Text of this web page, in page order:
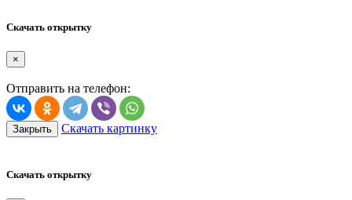
Скачать открытку
×
Отправить на телефон:
Закрыть Скачать картинку
Скачать открытку